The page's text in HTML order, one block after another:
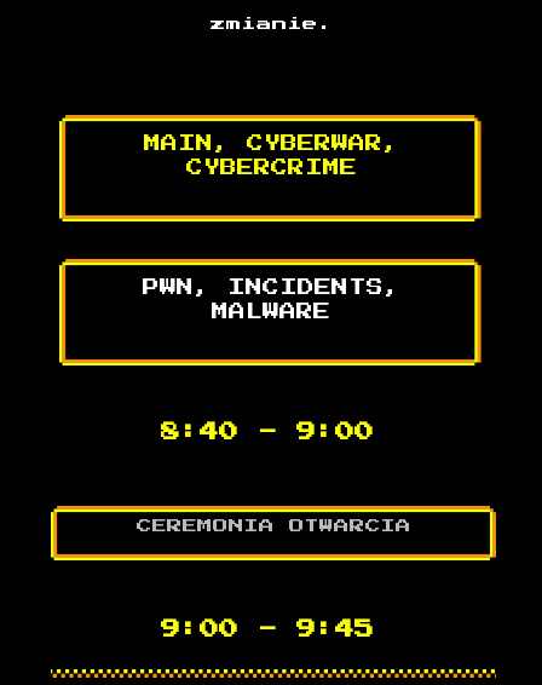
zmianie.
MAIN, CYBERWAR,
CYBERCRIME
PWN, INCIDENTS,
MALWARE
8:40 - 9:00
CEREMONIA OTWARCIA
9:00 - 9:45